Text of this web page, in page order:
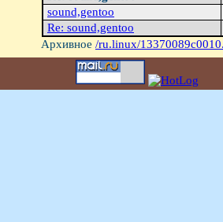
sound,gentoo
Re: sound,gentoo
Архивное /ru.linux/